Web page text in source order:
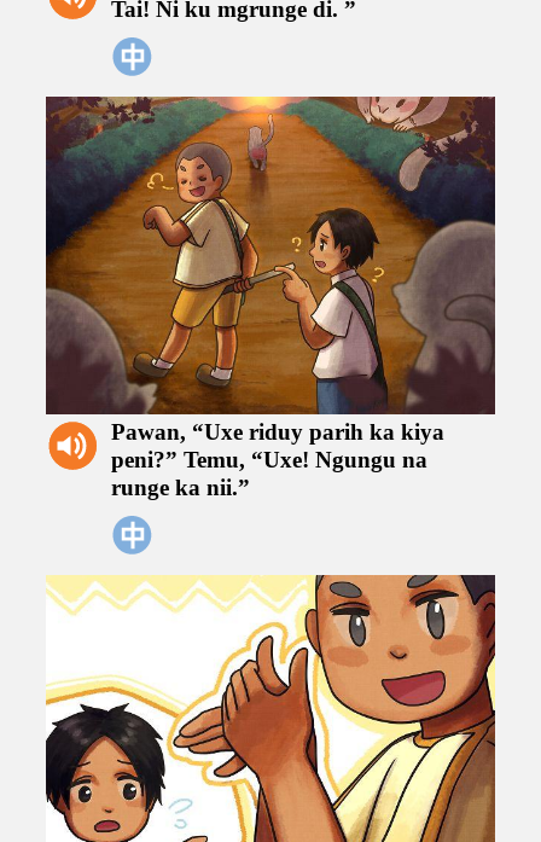
Tai! Ni ku mgrunge di. ”
Pawan, “Uxe riduy parih ka kiya
peni?” Temu, “Uxe! Ngungu na
runge ka nii.”